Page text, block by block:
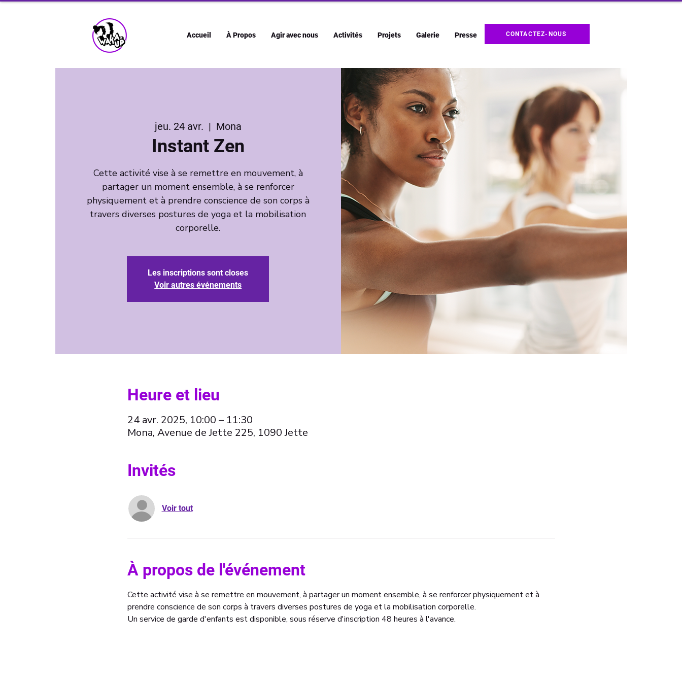
Accueil À Propos Agir avec nous Activités Projets Galerie Presse CONTACTEZ-NOUS
jeu. 24 avr.
  |
Mona
Instant Zen
Cette activité vise à se remettre en mouvement, à
partager un moment ensemble, à se renforcer
physiquement et à prendre conscience de son corps à
travers diverses postures de yoga et la mobilisation
corporelle.
Les inscriptions sont closes
Voir autres événements
Heure et lieu
24 avr. 2025, 10:00 – 11:30
Mona, Avenue de Jette 225, 1090 Jette
Invités
Voir tout
À propos de l'événement
Cette activité vise à se remettre en mouvement, à partager un moment ensemble, à se renforcer physiquement et à
prendre conscience de son corps à travers diverses postures de yoga et la mobilisation corporelle.
Un service de garde d'enfants est disponible, sous réserve d'inscription 48 heures à l'avance.